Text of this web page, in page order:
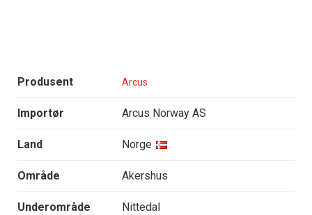
Produsent Arcus
Importør Arcus Norway AS
Land Norge
Område Akershus
Underområde Nittedal